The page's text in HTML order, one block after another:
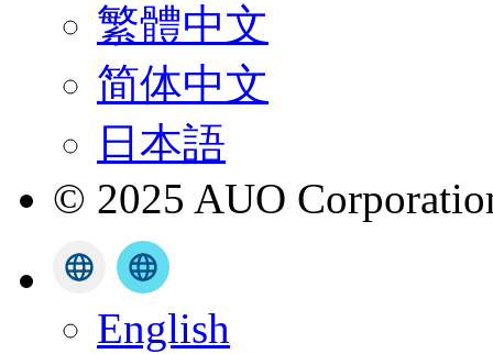
繁體中文
简体中文
日本語
© 2025 AUO
English